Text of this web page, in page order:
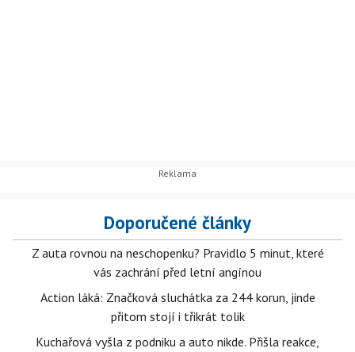
Doporučené články
Z auta rovnou na neschopenku? Pravidlo 5 minut, které
vás zachrání před letní angínou
Action láká: Značková sluchátka za 244 korun, jinde
přitom stojí i třikrát tolik
Kuchařová vyšla z podniku a auto nikde. Přišla reakce,